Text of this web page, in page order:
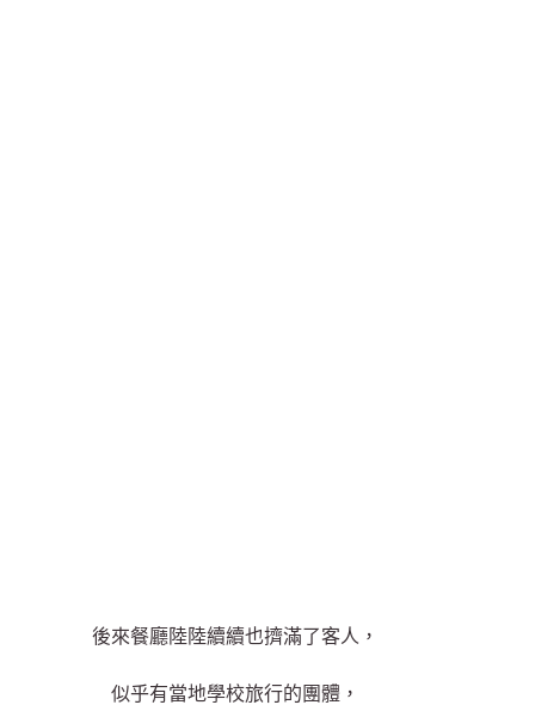
後來餐廳陸陸續續也擠滿了客人，
似乎有當地學校旅行的團體，